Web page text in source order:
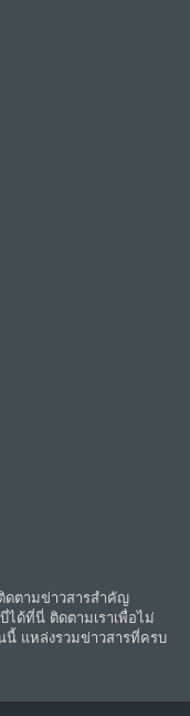
ดตามข่าวสารสำคัญ
ได้ที่นี่ ติดตามเราเพื่อไม่
นี้ แหล่งรวมข่าวสารที่ครบ